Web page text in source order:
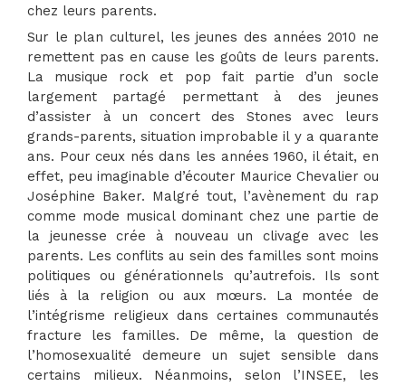
chez leurs parents.
Sur le plan culturel, les jeunes des années 2010 ne
remettent pas en cause les goûts de leurs parents.
La musique rock et pop fait partie d’un socle
largement partagé permettant à des jeunes
d’assister à un concert des Stones avec leurs
grands-parents, situation improbable il y a quarante
ans. Pour ceux nés dans les années 1960, il était, en
effet, peu imaginable d’écouter Maurice Chevalier ou
Joséphine Baker. Malgré tout, l’avènement du rap
comme mode musical dominant chez une partie de
la jeunesse crée à nouveau un clivage avec les
parents. Les conflits au sein des familles sont moins
politiques ou générationnels qu’autrefois. Ils sont
liés à la religion ou aux mœurs. La montée de
l’intégrisme religieux dans certaines communautés
fracture les familles. De même, la question de
l’homosexualité demeure un sujet sensible dans
certains milieux. Néanmoins, selon l’INSEE, les